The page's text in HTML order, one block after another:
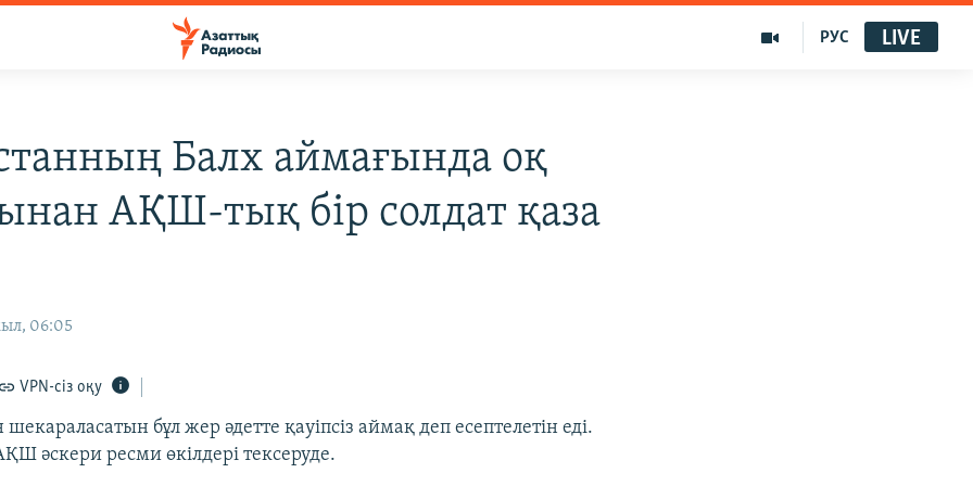
РУС LIVE
Балх аймағында оқ
АҚШ-тық бір солдат қаза
06:05
VPN-сіз оқу
бұл жер әдетте қауіпсіз аймақ деп есептелетін еді.
әскери ресми өкілдері тексеруде.